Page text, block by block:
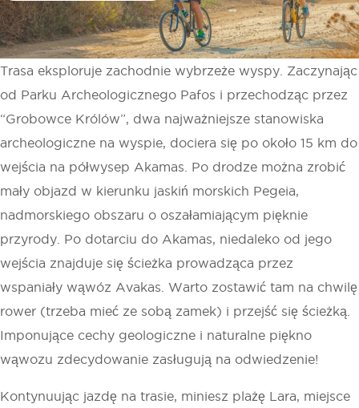
Trasa eksploruje zachodnie wybrzeże wyspy. Zaczynając
od Parku Archeologicznego Pafos i przechodząc przez
“Grobowce Królów”, dwa najważniejsze stanowiska
archeologiczne na wyspie, dociera się po około 15 km do
wejścia na półwysep Akamas. Po drodze można zrobić
mały objazd w kierunku jaskiń morskich Pegeia,
nadmorskiego obszaru o oszałamiającym pięknie
przyrody. Po dotarciu do Akamas, niedaleko od jego
wejścia znajduje się ścieżka prowadząca przez
wspaniały wąwóz Avakas. Warto zostawić tam na chwilę
rower (trzeba mieć ze sobą zamek) i przejść się ścieżką.
Imponujące cechy geologiczne i naturalne piękno
wąwozu zdecydowanie zasługują na odwiedzenie!
Kontynuując jazdę na trasie, miniesz plażę Lara, miejsce